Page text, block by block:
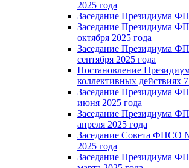
2025 года
Заседание Президиума
Заседание Президиума
октября 2025 года
Заседание Президиума
сентября 2025 года
Постановление
коллективных действиях
Заседание Президиума
июня 2025 года
Заседание Президиума
апреля 2025 года
Заседание Совета ФПСО
2025 года
Заседание Президиума